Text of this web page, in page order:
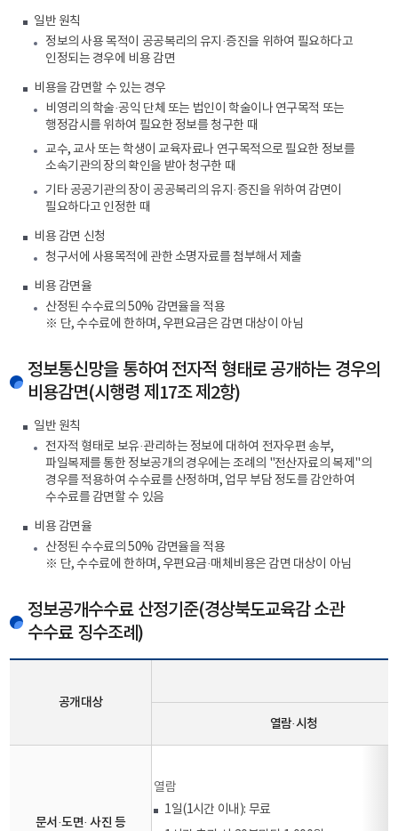
일반 원칙
정보의 사용 목적이 공공복리의 유지·증진을 위하여 필요하다고
인정되는 경우에 비용 감면
비용을 감면할 수 있는 경우
비영리의 학술·공익 단체 또는 법인이 학술이나 연구목적 또는
행정감시를 위하여 필요한 정보를 청구한 때
교수, 교사 또는 학생이 교육자료나 연구목적으로 필요한 정보를
소속기관의 장의 확인을 받아 청구한 때
기타 공공기관의 장이 공공복리의 유지·증진을 위하여 감면이
필요하다고 인정한 때
비용 감면 신청
청구서에 사용목적에 관한 소명자료를 첨부해서 제출
비용 감면율
산정된 수수료의 50% 감면율을 적용
※ 단, 수수료에 한하며, 우편요금은 감면 대상이 아님
정보통신망을 통하여 전자적 형태로 공개하는 경우의
비용감면(시행령 제17조 제2항)
일반 원칙
전자적 형태로 보유·관리하는 정보에 대하여 전자우편 송부,
파일복제를 통한 정보공개의 경우에는 조례의 "전산자료의 복제"의
경우를 적용하여 수수료를 산정하며, 업무 부담 정도를 감안하여
수수료를 감면할 수 있음
비용 감면율
산정된 수수료의 50% 감면율을 적용
※ 단, 수수료에 한하며, 우편요금·매체비용은 감면 대상이 아님
정보공개수수료 산정기준(경상북도교육감 소관
수수료 징수조례)
공개대상
열람·시청
문서·도면· 사진 등
열람
1일(1시간 이내): 무료